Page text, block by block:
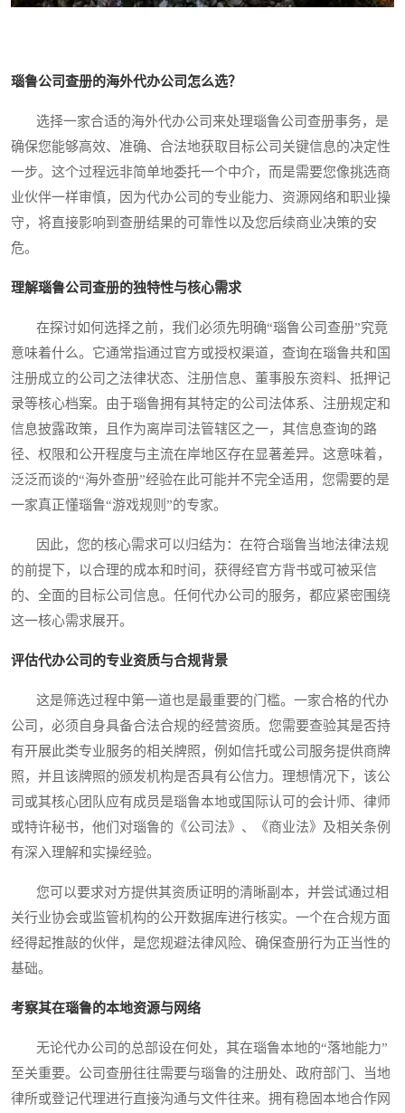
瑙鲁公司查册的海外代办公司怎么选？
选择一家合适的海外代办公司来处理瑙鲁公司查册事务，是
确保您能够高效、准确、合法地获取目标公司关键信息的决定性
一步。这个过程远非简单地委托一个中介，而是需要您像挑选商
业伙伴一样审慎，因为代办公司的专业能力、资源网络和职业操
守，将直接影响到查册结果的可靠性以及您后续商业决策的安
危。
理解瑙鲁公司查册的独特性与核心需求
在探讨如何选择之前，我们必须先明确“瑙鲁公司查册”究竟
意味着什么。它通常指通过官方或授权渠道，查询在瑙鲁共和国
注册成立的公司之法律状态、注册信息、董事股东资料、抵押记
录等核心档案。由于瑙鲁拥有其特定的公司法体系、注册规定和
信息披露政策，且作为离岸司法管辖区之一，其信息查询的路
径、权限和公开程度与主流在岸地区存在显著差异。这意味着，
泛泛而谈的“海外查册”经验在此可能并不完全适用，您需要的是
一家真正懂瑙鲁“游戏规则”的专家。
因此，您的核心需求可以归结为：在符合瑙鲁当地法律法规
的前提下，以合理的成本和时间，获得经官方背书或可被采信
的、全面的目标公司信息。任何代办公司的服务，都应紧密围绕
这一核心需求展开。
评估代办公司的专业资质与合规背景
这是筛选过程中第一道也是最重要的门槛。一家合格的代办
公司，必须自身具备合法合规的经营资质。您需要查验其是否持
有开展此类专业服务的相关牌照，例如信托或公司服务提供商牌
照，并且该牌照的颁发机构是否具有公信力。理想情况下，该公
司或其核心团队应有成员是瑙鲁本地或国际认可的会计师、律师
或特许秘书，他们对瑙鲁的《公司法》、《商业法》及相关条例
有深入理解和实操经验。
您可以要求对方提供其资质证明的清晰副本，并尝试通过相
关行业协会或监管机构的公开数据库进行核实。一个在合规方面
经得起推敲的伙伴，是您规避法律风险、确保查册行为正当性的
基础。
考察其在瑙鲁的本地资源与网络
无论代办公司的总部设在何处，其在瑙鲁本地的“落地能力”
至关重要。公司查册往往需要与瑙鲁的注册处、政府部门、当地
律所或登记代理进行直接沟通与文件往来。拥有稳固本地合作网